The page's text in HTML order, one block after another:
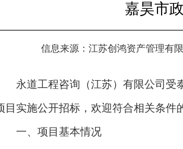
嘉昊市
信息来源：江苏创鸿资产管理有
永道工程咨询（江苏）有限公司受
目实施公开招标，欢迎符合相关条件
一、项目基本情况